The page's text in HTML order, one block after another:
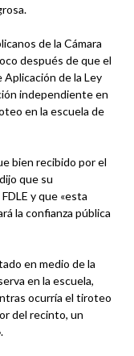
de la Cámara
después de que el
de la Ley
independiente en
en la escuela de
bien recibido por el
que su
y que «esta
la confianza pública
en medio de la
en la escuela,
ocurría el tiroteo
del recinto, un